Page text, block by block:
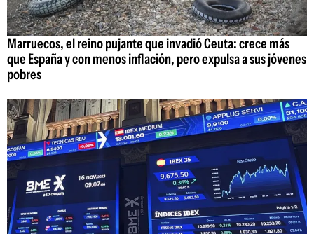
Marruecos, el reino pujante que invadió Ceuta: crece más
que España y con menos inflación, pero expulsa a sus jóvenes
pobres